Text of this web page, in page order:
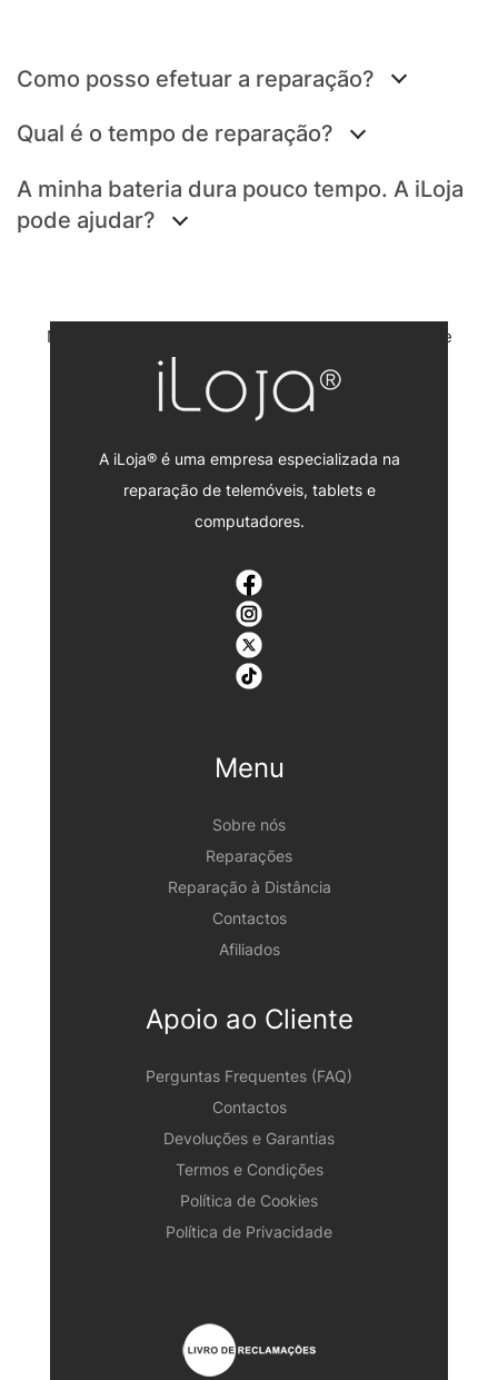
Como posso efetuar a reparação?
Qual é o tempo de reparação?
A minha bateria dura pouco tempo. A iLoja
pode ajudar?
Não selecionou a marca correcta? Volte à página de
reparações Apple.
A iLoja® é uma empresa especializada na
reparação de telemóveis, tablets e
computadores.
Menu
Sobre nós
Reparações
Reparação à Distância
Contactos
Afiliados
Apoio ao Cliente
Perguntas Frequentes (FAQ)
Contactos
Devoluções e Garantias
Termos e Condições
Política de Cookies
Política de Privacidade